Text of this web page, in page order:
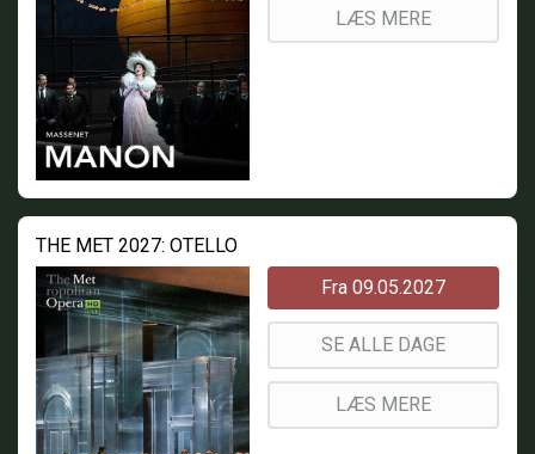
LÆS MERE
THE MET 2027: OTELLO
Fra 09.05.2027
SE ALLE DAGE
LÆS MERE